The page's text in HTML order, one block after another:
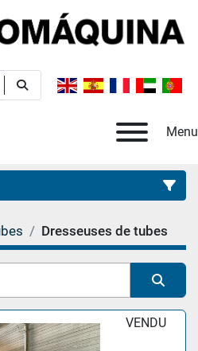
Menu
Dresseuses de tubes
par VENDU